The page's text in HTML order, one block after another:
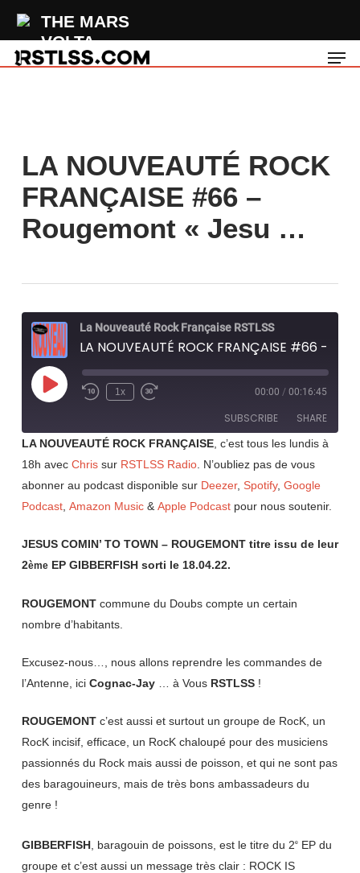
THE MARS
VOLTA
Flash Burns From
main
LA NOUVEAUTÉ ROCK
FRANÇAISE #66 –
Rougemont « Jesu …
La Nouveauté Rock Française RSTLSS
Play
Episode Rewind
1x
Fast
seconds
00:00 / 00:16:45
SUBSCRIBE SHARE
SHARE
LINK
LA NOUVEAUTÉ ROCK FRANÇAISE, c’est tous les lundis à
18h avec Chrissur RSTLSS Radio. N’oubliez pas de vous
abonner au podcast disponible sur Deezer, Spotify, Google
Podcast, Amazon Music& Apple Podcastpour nous soutenir.
JESUS COMIN’ TO TOWN – ROUGEMONT titre issu de leur
2èmeEP GIBBERFISH sorti le 18.04.22.
ROUGEMONTcommune du Doubs compte un certain
nombre d’habitants.
Excusez-nous…, nous allons reprendre les commandes de
l’Antenne, ici Cognac-Jay… à Vous RSTLSS!
ROUGEMONTc’est aussi et surtout un groupe de RocK, un
RocK incisif, efficace, un RocK chaloupé pour des musiciens
passionnés du Rock mais aussi de poisson, et qui ne sont pas
des baragouineurs, mais de très bons ambassadeurs du
genre !
GIBBERFISH, baragouin de poissons, est le titre du 2eEP du
groupe et c’est aussi un message très clair : ROCK IS